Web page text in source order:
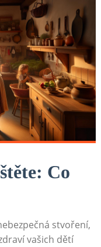
Co
stvoření,
vašich dětí